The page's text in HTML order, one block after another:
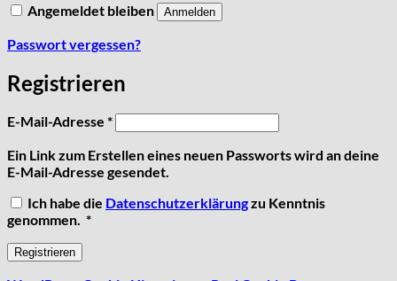
Angemeldet bleiben Anmelden
Passwort vergessen?
Registrieren
E-Mail-Adresse *Erforderlich
Ein Link zum Erstellen eines neuen Passworts wird an deine
E-Mail-Adresse gesendet.
Ich habe die Datenschutzerklärungzu Kenntnis
genommen. *Erforderlich
Registrieren